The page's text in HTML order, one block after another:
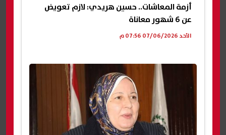
أزمة المعاشات.. حسين هريدي: لازم تعويض
عن 6 شهور معاناة
الأحد 07/06/2026 07:56 م